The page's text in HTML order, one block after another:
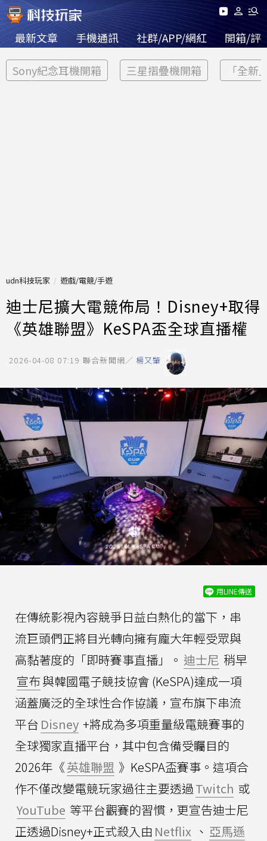
最新文章 手機通訊 社群/APP/網紅 開箱/評
Sony紀念耳機開箱 三星摺疊機開箱 「全新
udn科技玩家 遊戲/電競/手遊
迪士尼擴大電競佈局！Disney+取得
《英雄聯盟》KeSPA盃全球直播權
2026-04-08 07:19 聯合新聞網／ 楊又肇
用LINE傳送
在傳統影視內容競爭日益白熱化的當下，串
流巨頭們正將目光轉向擁有龐大年輕受眾與
高黏著度的「即時賽事直播」。 迪士尼 稍早
宣布與韓國電子競技協會 (KeSPA)達成一項
涵蓋廣泛的全球性合作協議，宣布旗下串流
平台 Disney +將成為多項重量級電競賽事的
全球獨家直播平台，其中包含備受矚目的
2026年《英雄聯盟 》KeSPA盃賽事。這項合
作不僅改變電競玩家過往主要透過Twitch 或
YouTube 等平台觀賽的習慣，更宣告迪士尼
正透過Disney+正式殺入由 Netflix 、 亞馬遜